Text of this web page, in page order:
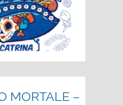
MORTALE –